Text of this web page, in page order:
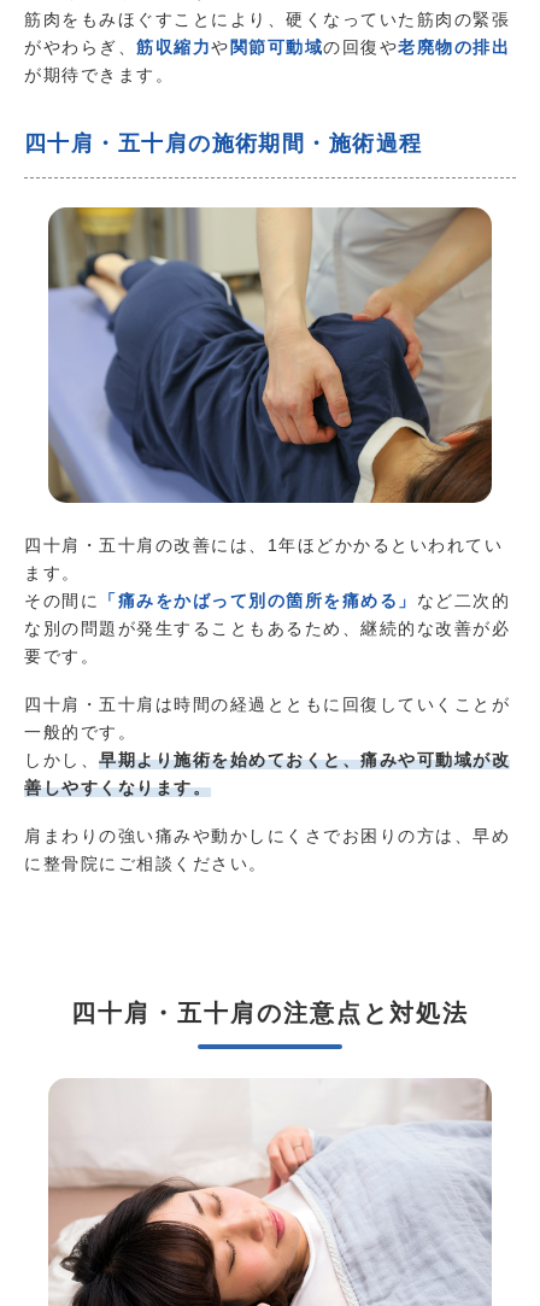
筋肉をもみほぐすことにより、硬くなっていた筋肉の緊張
がやわらぎ、 筋収縮力や 関節可動域の回復や老廃物の排出
が期待できます。
四十肩・五十肩の施術期間・施術過程
四十肩・五十肩の改善には、1年ほどかかるといわれてい
ます。
その間に
「痛みをかばって別の箇所を痛める」 など二次的
な別の問題が発生することもあるため、継続的な改善が必
要です。
四十肩・五十肩は時間の経過とともに回復していくことが
一般的です。
しかし、 早期より施術を始めておくと、痛みや可動域が改
善しやすくなります。
肩まわりの強い痛みや動かしにくさでお困りの方は、早め
に整骨院にご相談ください。
四十肩・五十肩の注意点と対処法